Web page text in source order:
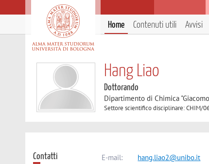
Home Contenuti utili Avvisi
Hang Liao
Dottorando
Dipartimento di Chimica
Settore scientifico disciplinare: CHIM/
Contatti E-mail: hang.liao2@unibo.it